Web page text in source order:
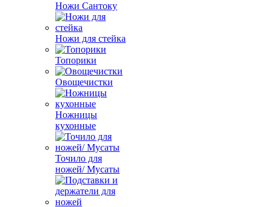
Ножи Сантоку
Ножи для стейка
Топорики
Овощечистки
Ножницы
кухонные
Точило для
ножей/ Мусаты